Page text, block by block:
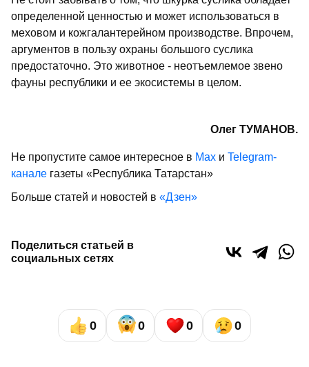
определенной ценностью и может использоваться в
меховом и кожгалантерейном производстве. Впрочем,
аргументов в пользу охраны большого суслика
предостаточно. Это животное - неотъемлемое звено
фауны республики и ее экосистемы в целом.
Олег ТУМАНОВ.
Не пропустите самое интересное в Max и Telegram-
канале газеты «Республика Татарстан»
Больше статей и новостей в «Дзен»
Поделиться статьей в
социальных сетях
0 0 0 0